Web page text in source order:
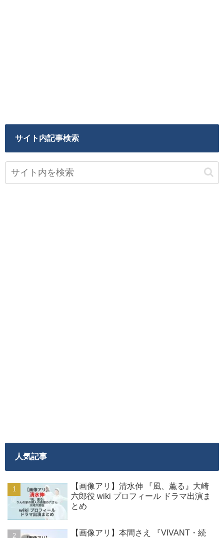
サイト内記事検索
人気記事
【画像アリ】清水伸 『風、薫る』大崎
六郎役 wiki プロフィール ドラマ出演ま
とめ
【画像アリ】本間さえ 『VIVANT・続